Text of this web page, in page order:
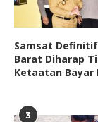
Samsat
Barat Diharap
Ketaatan Bayar
3